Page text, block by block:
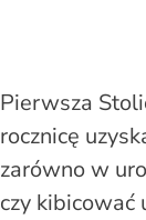
Pierwsza
rocznicę
zarówno w
czy kibicować